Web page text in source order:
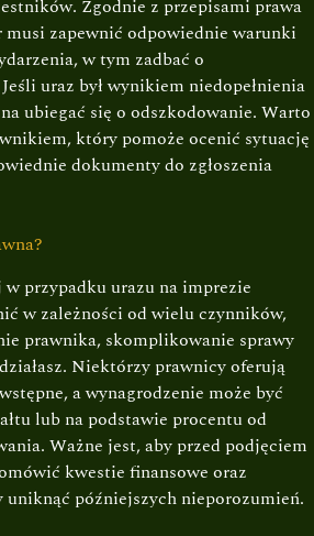
Zgodnie z przepisami prawa
zapewnić odpowiednie warunki
w tym zadbać o
uraz był wynikiem niedopełnienia
ubiegać się o odszkodowanie. Warto
który pomoże ocenić sytuację
dokumenty do zgłoszenia
przypadku urazu na imprezie
w zależności od wielu czynników,
prawnika, skomplikowanie sprawy
Niektórzy prawnicy oferują
a wynagrodzenie może być
lub na podstawie procentu od
Ważne jest, aby przed podjęciem
kwestie finansowe oraz
uniknąć późniejszych nieporozumień.